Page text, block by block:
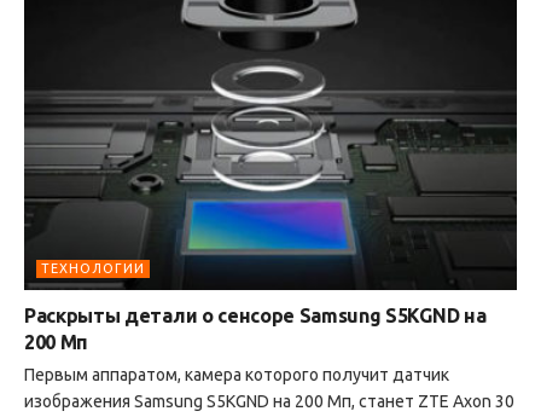
ТЕХНОЛОГИИ
Раскрыты детали о сенсоре Samsung S5KGND на
200 Мп
Первым аппаратом, камера которого получит датчик
изображения Samsung S5KGND на 200 Мп, станет ZTE Axon 30